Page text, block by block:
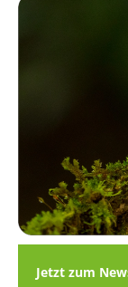
Jetzt zum